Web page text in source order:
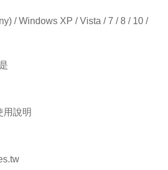
/ Windows XP / Vista / 7 / 8 / 10 /
用說明